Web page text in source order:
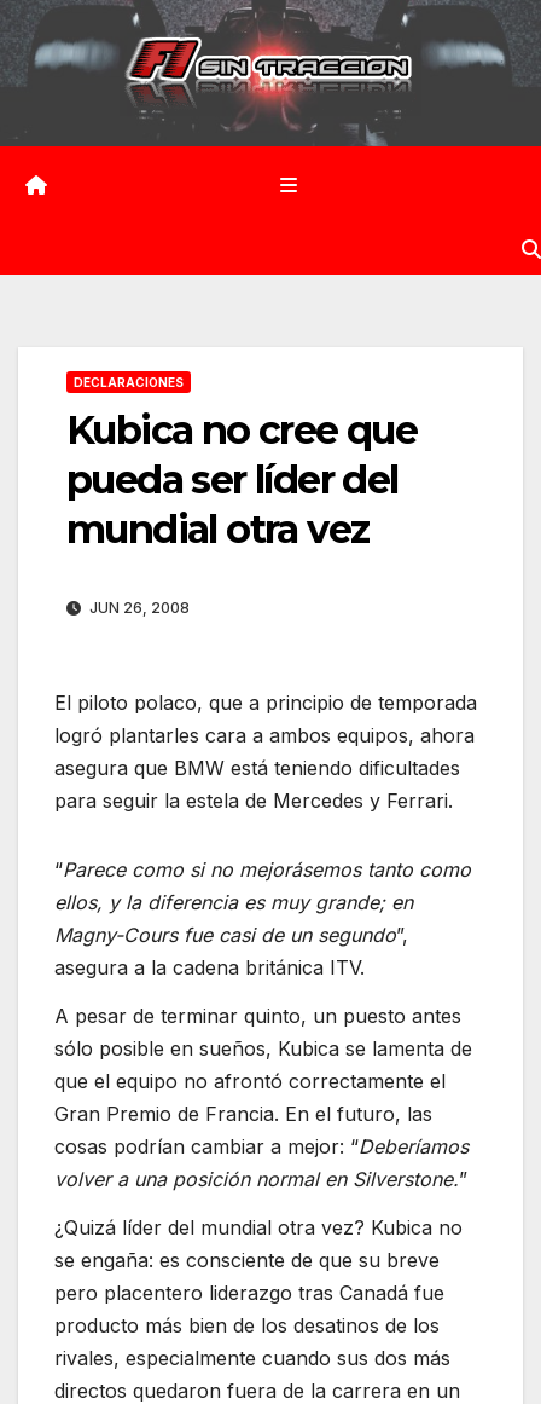
Saltar
contenido
DECLARACIONES
Kubica no cree que
pueda ser líder del
mundial otra vez
JUN 26, 2008
El piloto polaco, que a principio de temporada
logró plantarles cara a ambos equipos, ahora
asegura que BMW está teniendo dificultades
para seguir la estela de Mercedes y Ferrari.
“Parece como si no mejorásemos tanto como
ellos, y la diferencia es muy grande; en
Magny-Cours fue casi de un segundo”,
asegura a la cadena británica ITV.
A pesar de terminar quinto, un puesto antes
sólo posible en sueños, Kubica se lamenta de
que el equipo no afrontó correctamente el
Gran Premio de Francia. En el futuro, las
cosas podrían cambiar a mejor: “Deberíamos
volver a una posición normal en Silverstone.”
¿Quizá líder del mundial otra vez? Kubica no
se engaña: es consciente de que su breve
pero placentero liderazgo tras Canadá fue
producto más bien de los desatinos de los
rivales, especialmente cuando sus dos más
directos quedaron fuera de la carrera en un